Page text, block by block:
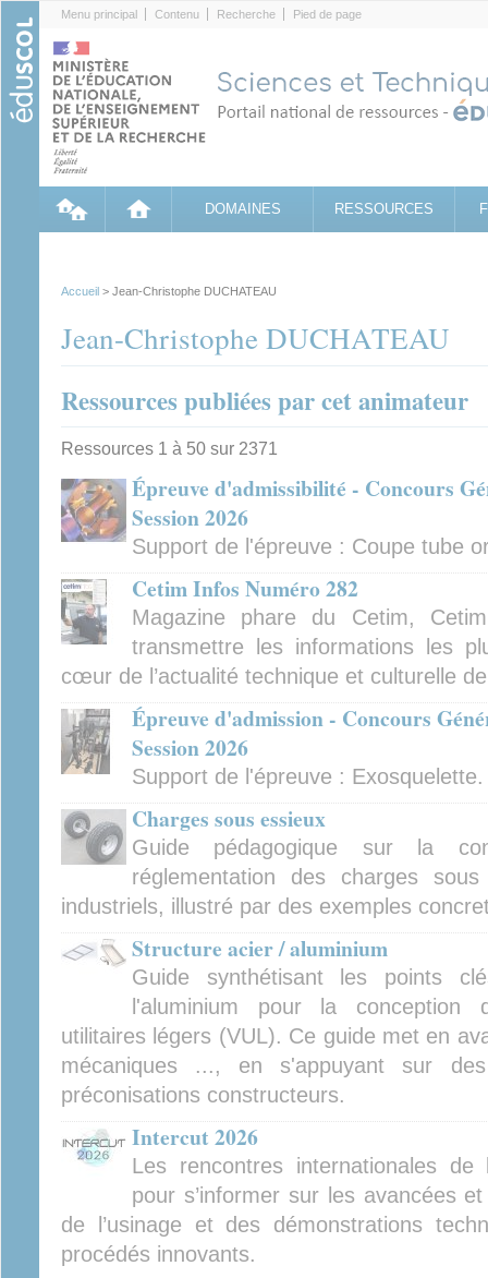
Menu principal Contenu Recherche Pied de page
DOMAINES RESSOURCES
Accueil > Jean-Christophe DUCHATEAU
Jean-Christophe DUCHATEAU
Ressources publiées par cet animateur
Ressources 1 à 50 sur 2371
Épreuve d'admissibilité - Concours
Session 2026
Support de l'épreuve : Coupe tube
Cetim Infos Numéro 282
Magazine phare du Cetim,
transmettre les informations les
cœur de l’actualité technique et culturelle
Épreuve d'admission - Concours
Session 2026
Support de l'épreuve : Exosquelette.
Charges sous essieux
Guide pédagogique sur la
réglementation des charges
industriels, illustré par des exemples
Structure acier / aluminium
Guide synthétisant les points
l'aluminium pour la conception
utilitaires légers (VUL). Ce guide met en
mécaniques ..., en s'appuyant sur
préconisations constructeurs.
Intercut 2026
Les rencontres internationales
pour s’informer sur les avancées
de l’usinage et des démonstrations
procédés innovants.